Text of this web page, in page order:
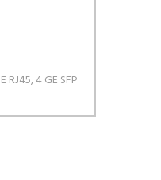
RJ45, 4 GE SFP